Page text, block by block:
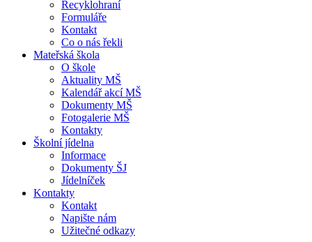
Recyklohraní
Formuláře
Kontakt
Co o nás řekli
Mateřská škola
O škole
Aktuality MŠ
Kalendář akcí MŠ
Dokumenty MŠ
Fotogalerie MŠ
Kontakty
Školní jídelna
Informace
Dokumenty ŠJ
Jídelníček
Kontakty
Kontakt
Napište nám
Užitečné odkazy